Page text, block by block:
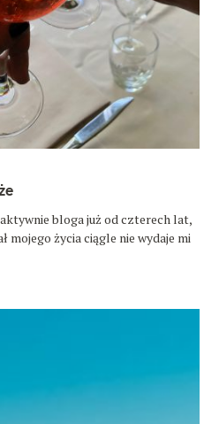
bloga już od czterech lat,
mojego życia ciągle nie wydaje mi